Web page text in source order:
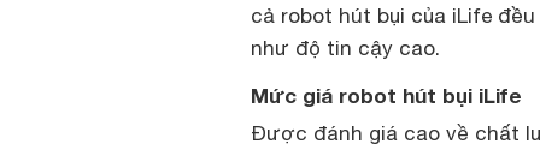
cả robot hút bụi của iLife
như độ tin cậy cao.
Mức giá robot hút bụi iLife
Được đánh giá cao về chất